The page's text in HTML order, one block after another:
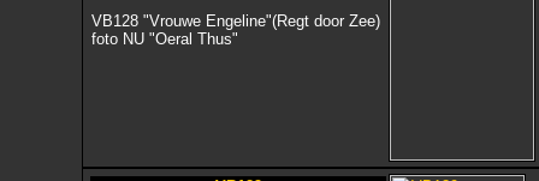
VB128 "Vrouwe Engeline"(Regt door Zee)
foto NU "Oeral Thus"